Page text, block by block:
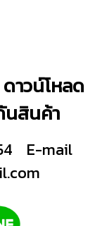
ดาวน์โหลด
นสินค้า
E-mail